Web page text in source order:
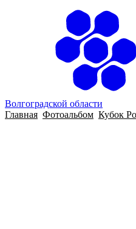
Волгоградской области
Главная Фотоальбом Кубок